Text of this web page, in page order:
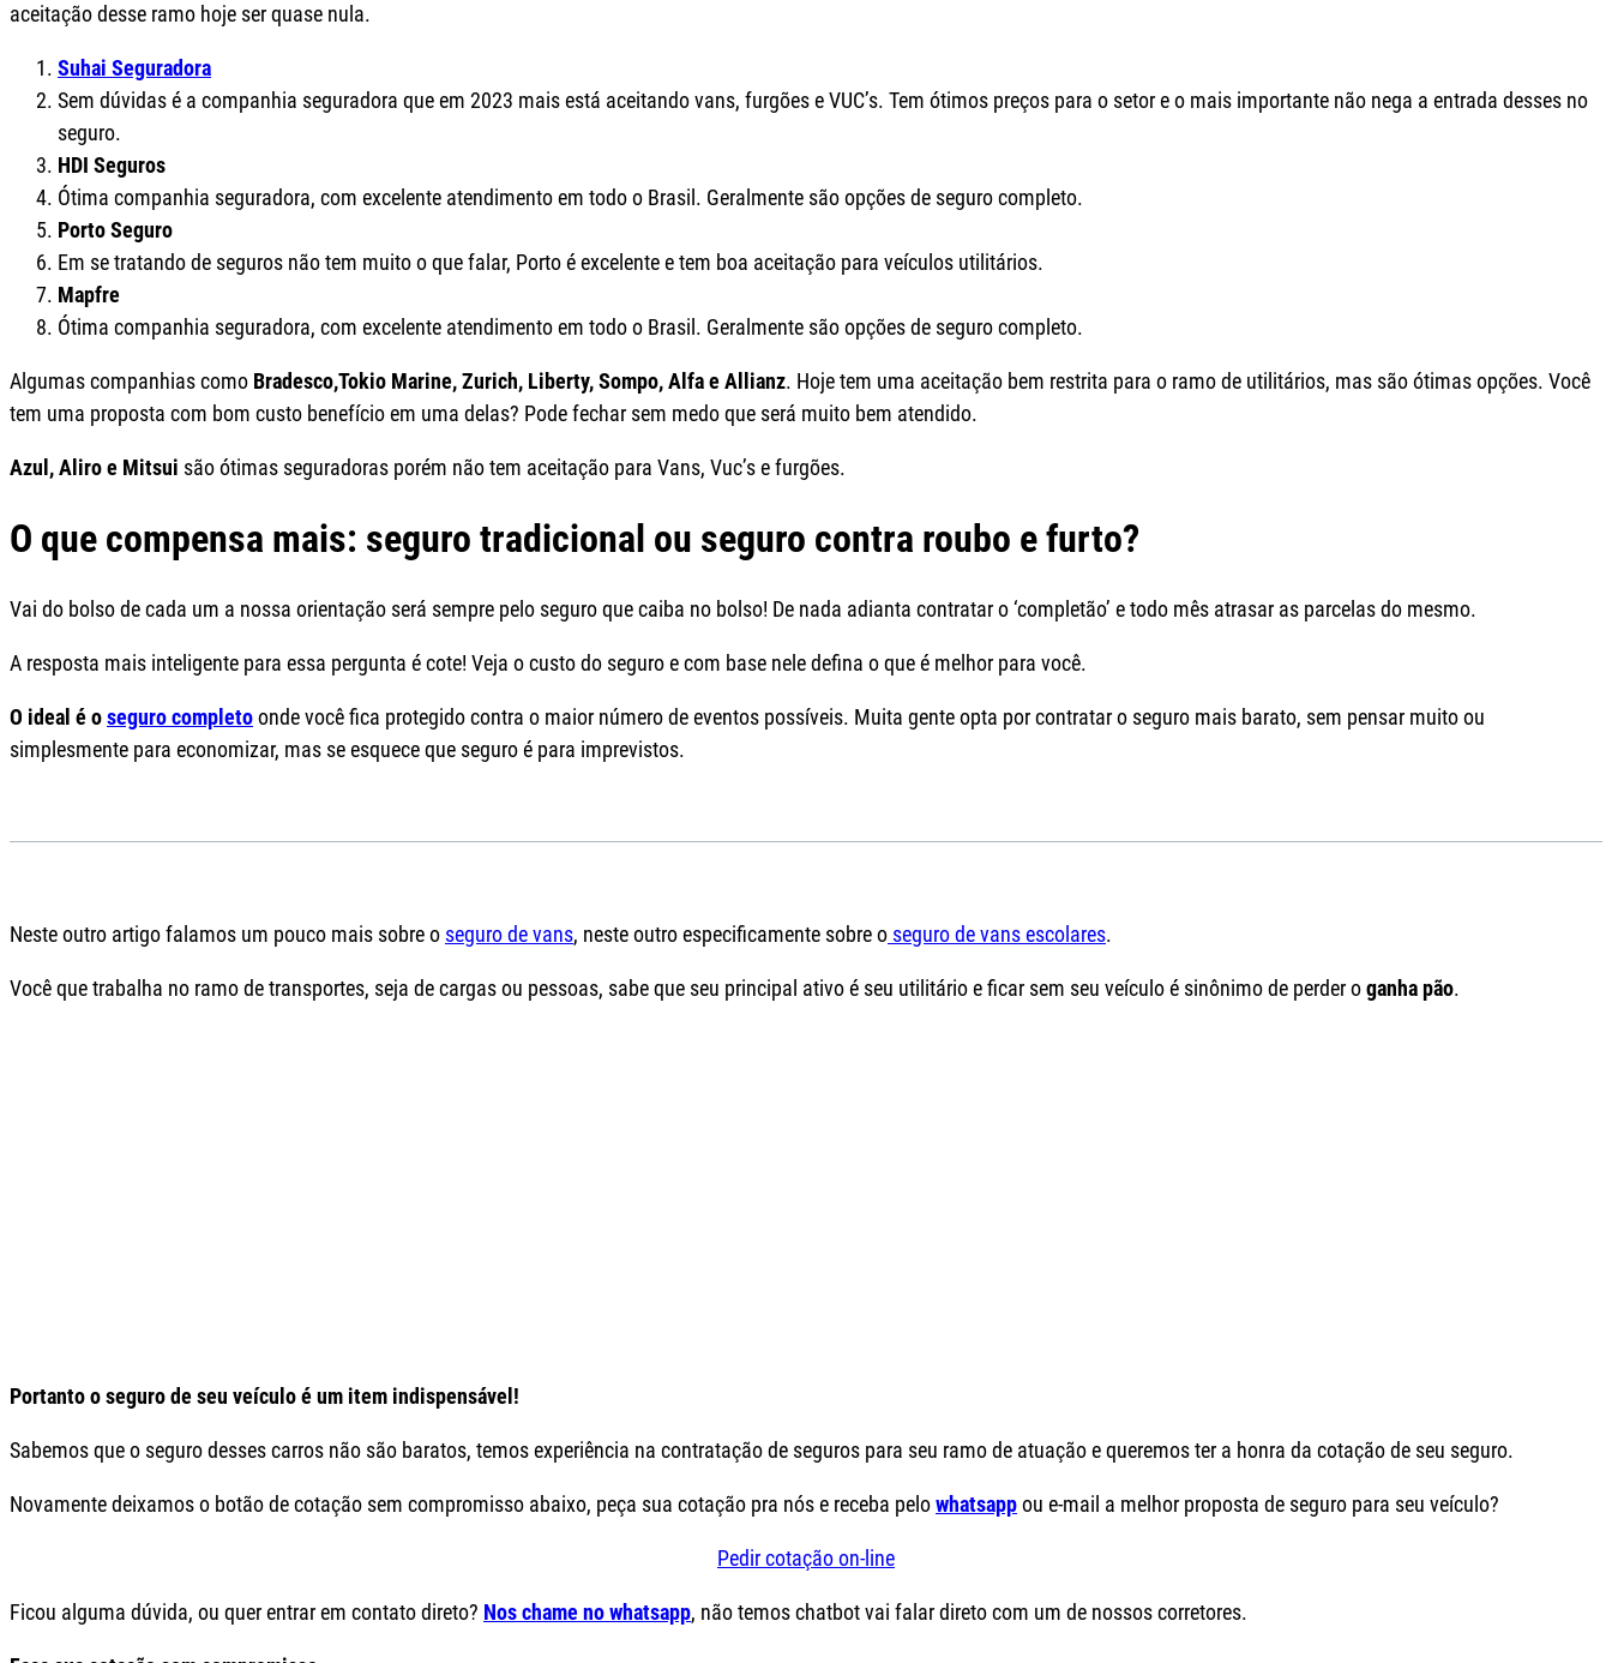
aceitação desse ramo hoje ser quase nula.
Suhai Seguradora
Sem dúvidas é a companhia seguradora que em 2023 mais está aceitando vans, furgões e VUC’s. Tem ótimos preços para o setor e o mais importante não nega a entrada desses no
seguro.
HDI Seguros
Ótima companhia seguradora, com excelente atendimento em todo o Brasil. Geralmente são opções de seguro completo.
Porto Seguro
Em se tratando de seguros não tem muito o que falar, Porto é excelente e tem boa aceitação para veículos utilitários.
Mapfre
Ótima companhia seguradora, com excelente atendimento em todo o Brasil. Geralmente são opções de seguro completo.
Algumas companhias como Bradesco,Tokio Marine, Zurich, Liberty, Sompo, Alfa e Allianz. Hoje tem uma aceitação bem restrita para o ramo de utilitários, mas são ótimas opções. Você
tem uma proposta com bom custo benefício em uma delas? Pode fechar sem medo que será muito bem atendido.
Azul, Aliro e Mitsui são ótimas seguradoras porém não tem aceitação para Vans, Vuc’s e furgões.
O que compensa mais: seguro tradicional ou seguro contra roubo e furto?
Vai do bolso de cada um a nossa orientação será sempre pelo seguro que caiba no bolso! De nada adianta contratar o ‘completão’ e todo mês atrasar as parcelas do mesmo.
A resposta mais inteligente para essa pergunta é cote! Veja o custo do seguro e com base nele defina o que é melhor para você.
O ideal é oseguro completoonde você fica protegido contra o maior número de eventos possíveis. Muita gente opta por contratar o seguro mais barato, sem pensar muito ou
simplesmente para economizar, mas se esquece que seguro é para imprevistos.
Neste outro artigo falamos um pouco mais sobre o seguro de vans, neste outro especificamente sobre o seguro de vans escolares.
Você que trabalha no ramo de transportes, seja de cargas ou pessoas, sabe que seu principal ativo é seu utilitário e ficar sem seu veículo é sinônimo de perder oganha pão.
Portanto o seguro de seu veículo é um item indispensável!
Sabemos que o seguro desses carros não são baratos, temos experiência na contratação de seguros para seu ramo de atuação e queremos ter a honra da cotação de seu seguro.
Novamente deixamos o botão de cotação sem compromisso abaixo, peça sua cotação pra nós e receba pelowhatsappou e-mail a melhor proposta de seguro para seu veículo?
Pedir cotação on-line
Ficou alguma dúvida, ou quer entrar em contato direto? Nos chame no whatsapp, não temos chatbot vai falar direto com um de nossos corretores.